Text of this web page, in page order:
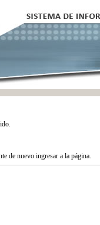
de nuevo ingresar a la página.